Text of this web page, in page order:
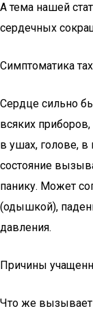
А тема нашей
сердечных
Симптоматика
Сердце сильно
всяких
в ушах, голове,
состояние
панику. Может
(одышкой),
давления.
Причины
Что же